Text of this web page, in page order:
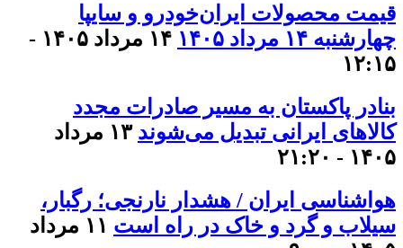
قیمت محصولات ایران‌خودرو و سایپا
چهارشنبه ۱۴ مرداد ۱۴۰۵
۱۴ مرداد ۱۴۰۵ -
۱۲:۱۵
بنادر پاکستان به مسیر صادرات مجدد
کالاهای ایرانی تبدیل می‌شوند
۱۳ مرداد
۱۴۰۵ - ۲۱:۲۰
هواشناسی ایران / هشدار نارنجی؛ رگبار،
سیلاب و گرد و خاک در راه است
۱۱ مرداد